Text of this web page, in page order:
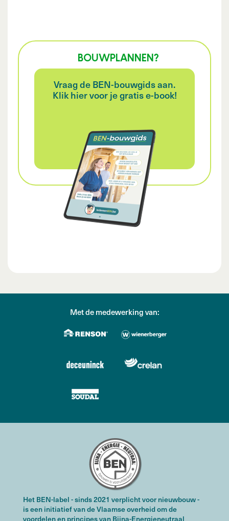
BOUWPLANNEN?
Vraag de BEN-bouwgids aan.
Klik hier voor je gratis e-book!
Met de medewerking van:
Het BEN-label - sinds 2021 verplicht voor nieuwbouw -
is een initiatief van de Vlaamse overheid om de
voordelen en principes van Bijna-Energieneutraal